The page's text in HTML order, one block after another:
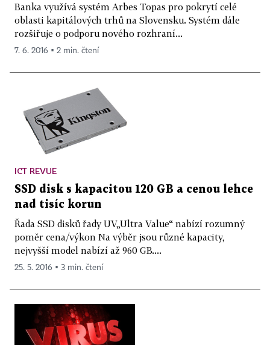
Banka využívá systém Arbes Topas pro pokrytí celé
oblasti kapitálových trhů na Slovensku. Systém dále
rozšiřuje o podporu nového rozhraní...
7. 6. 2016 ▪ 2 min. čtení
ICT REVUE
SSD disk s kapacitou 120 GB a cenou lehce
nad tisíc korun
Řada SSD disků řady UV„Ultra Value“ nabízí rozumný
poměr cena/výkon Na výběr jsou různé kapacity,
nejvyšší model nabízí až 960 GB....
25. 5. 2016 ▪ 3 min. čtení